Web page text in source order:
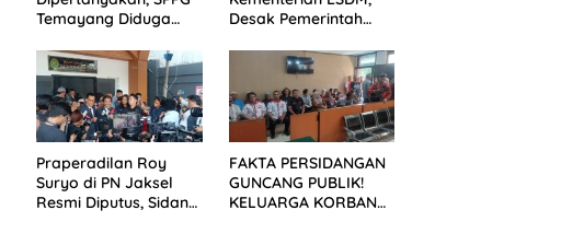
Temayang Diduga
SLHS
Desak Pemerintah
Energi Berkeadilan
Praperadilan Roy
Suryo di PN Jaksel
Resmi Diputus, Sidang
FAKTA PERSIDANGAN
GUNCANG PUBLIK!
KELUARGA KORBAN